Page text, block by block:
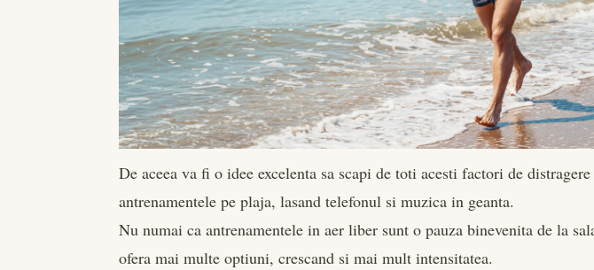
De aceea va fi o idee excelenta sa scapi de toti acesti factori de
antrenamentele pe plaja, lasand telefonul si muzica in geanta.
Nu numai ca antrenamentele in aer liber sunt o pauza binevenita de la
ofera mai multe optiuni, crescand si mai mult intensitatea.